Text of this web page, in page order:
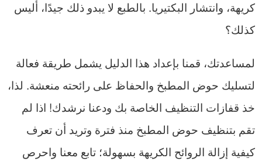
كريهة، وانتشار البكتيريا. بالطبع لا يبدو ذلك جيدًا، أليس
كذلك؟
لمساعدتك، قمنا بإعداد هذا الدليل يشمل طريقة فعالة
لتسليك حوض المطبخ والحفاظ على رائحته منعشة. لذا،
خذ قفازات التنظيف الخاصة بك ودعنا نرشدك! اذا لم
تقم بتنظيف حوض المطبخ منذ فترة وتريد أن تعرف
كيفية إزالة الروائح الكريهة بسهولة؛ تابع معنا واحرص